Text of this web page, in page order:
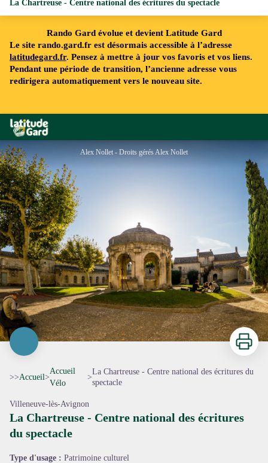
Rando Gard évolue et devient Latitude Gard
Le site rando.gard.fr est désormais accessible à l’adresse
latitudegard.fr. Pensez à mettre à jour vos favoris et vos liens.
Pendant une période de transition, l’ancienne adresse vous
redirigera automatiquement vers le nouveau site.
Rando Gard
La Chartreuse - Centre national des écritures du spectacle
Alex Nollet - Droits gérés Alex Nollet
Imprimer
>>Accueil>
Accueil
Vélo
>
La Chartreuse - Centre national des écritures du
spectacle
Villeneuve-lès-Avignon
La Chartreuse - Centre national des écritures
du spectacle
Type d'usage : Patrimoine culturel